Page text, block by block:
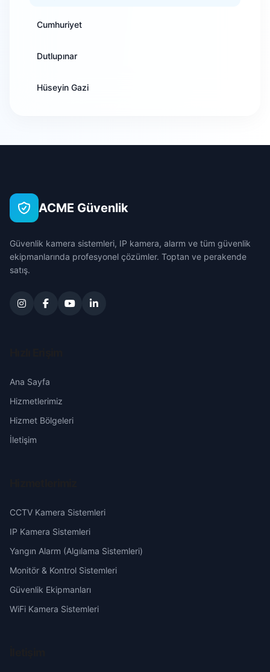
Çankırı
Çorum
Elazığ
Giresun
Hakkari
Reşadiye
Sulusaray
Turhal
Cumhuriyet
Dutlupınar
Hüseyin Gazi
Sakiler
Şeyhali
Yeni
ACME Güvenlik
Güvenlik kamera sistemleri, IP kamera, alarm ve tüm güvenlik
ekipmanlarında profesyonel çözümler. Toptan ve perakende
satış.
Ana Sayfa
Hizmetlerimiz
Hizmet Bölgeleri
İletişim
CCTV Kamera Sistemleri
IP Kamera Sistemleri
Yangın Alarm (Algılama Sistemleri)
Monitör & Kontrol Sistemleri
Güvenlik Ekipmanları
WiFi Kamera Sistemleri